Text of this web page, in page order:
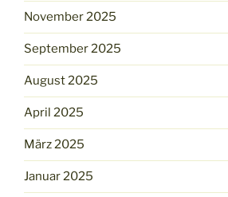
November 2025
September 2025
August 2025
April 2025
März 2025
Januar 2025